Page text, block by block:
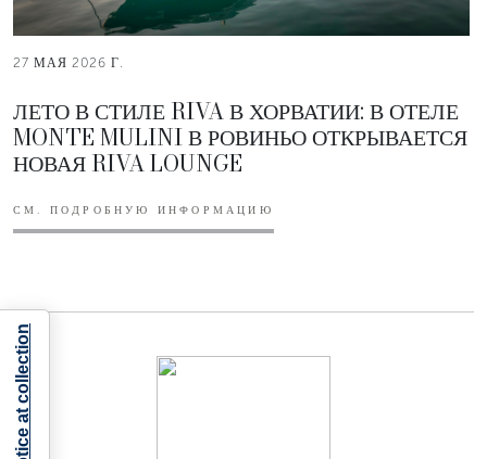
27 МАЯ 2026 Г.
ЛЕТО В СТИЛЕ RIVA В ХОРВАТИИ: В ОТЕЛЕ
MONTE MULINI В РОВИНЬО ОТКРЫВАЕТСЯ
НОВАЯ RIVA LOUNGE
СМ. ПОДРОБНУЮ ИНФОРМАЦИЮ
Notice at collection